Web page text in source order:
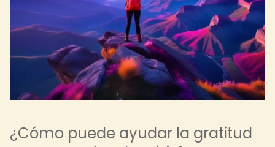
¿Cómo puede ayudar la gratitud